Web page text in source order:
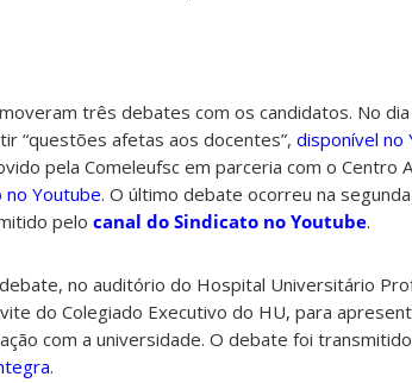
três debates com os candidatos. No
“questões afetas aos docentes”, disponível no
pela Comeleufsc em parceria com o Centro
no Youtube. O último debate ocorreu na
pelo canal do Sindicato no Youtube.
no auditório do Hospital Universitário
do Colegiado Executivo do HU, para
com a universidade. O debate foi
.